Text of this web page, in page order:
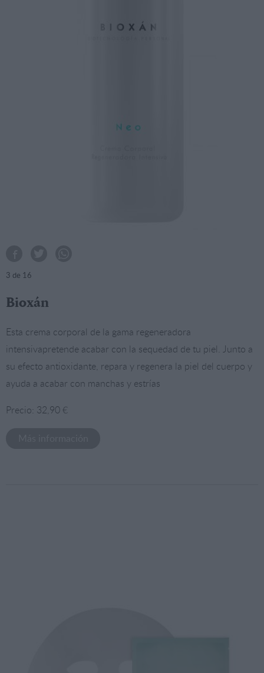
3 de 16
Bioxán
Esta crema corporal de la gama regeneradora
intensivapretende acabar con la sequedad de tu piel. Junto a
su efecto antioxidante, repara y regenera la piel del cuerpo y
ayuda a acabar con manchas y estrías
Precio: 32,90 €